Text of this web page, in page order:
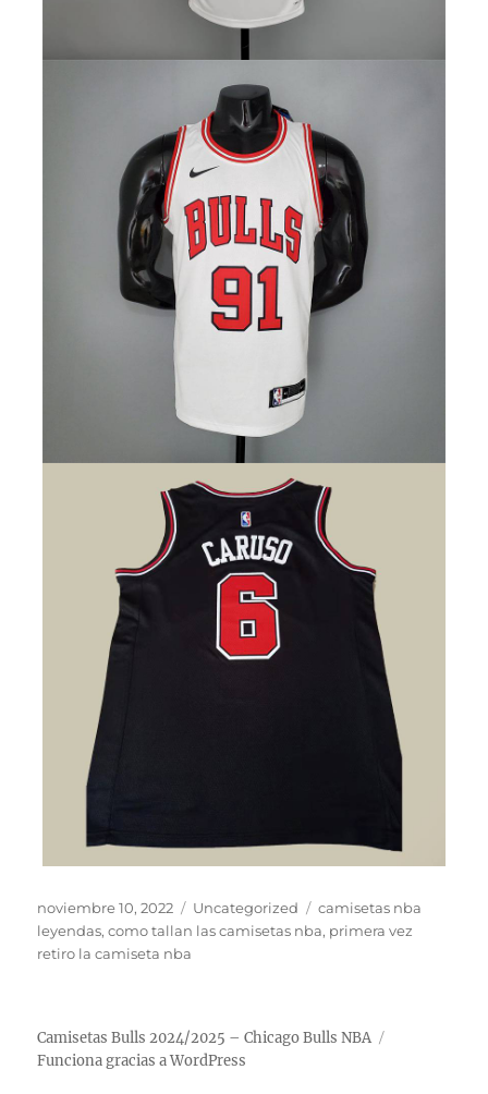
Publicado
el
noviembre 10, 2022 Categorías
Uncategorized Etiquetas
camisetas nba
leyendas,como tallan las camisetas nba, primera vez
retiro la camiseta nba
Camisetas Bulls 2024/2025 – Chicago Bulls NBA
Funciona gracias a WordPress